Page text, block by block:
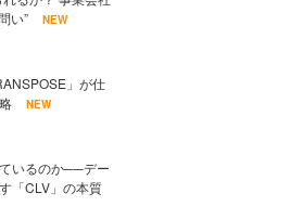
い”
NEW
」が仕
NEW
いるのか──デー
「CLV」の本質